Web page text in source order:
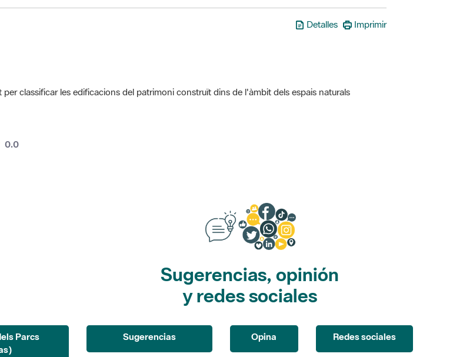
Detalles Imprimir
classificar les edificacions del patrimoni construït dins de l'àmbit dels espais naturals
0.0La valoración media es de 0 estrellas de 5.
Parcs
Sugerencias, opinión
y redes sociales
Sugerencias Opina Redes sociales